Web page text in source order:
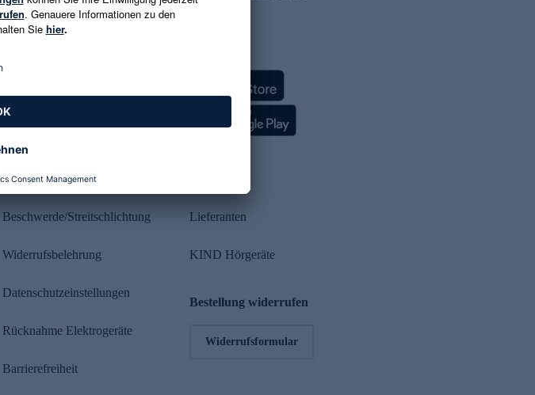
Rechtliches
Beschwerde/Streitschlichtung
Widerrufsbelehrung
Datenschutzeinstellungen
Rücknahme Elektrogeräte
Barrierefreiheit
Lieferanten
KIND Hörgeräte
Bestellung widerrufen
Widerrufsformular